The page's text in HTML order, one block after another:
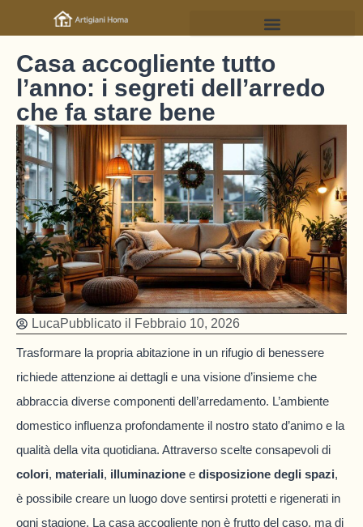
Casa accogliente tutto
l’anno: i segreti dell’arredo
che fa stare bene
LucaPubblicato il Febbraio 10, 2026
Trasformare la propria abitazione in un rifugio di benessere
richiede attenzione ai dettagli e una visione d’insieme che
abbraccia diverse componenti dell’arredamento. L’ambiente
domestico influenza profondamente il nostro stato d’animo e la
qualità della vita quotidiana. Attraverso scelte consapevoli di
colori, materiali, illuminazione e disposizione degli spazi,
è possibile creare un luogo dove sentirsi protetti e rigenerati in
ogni stagione. La casa accogliente non è frutto del caso, ma di